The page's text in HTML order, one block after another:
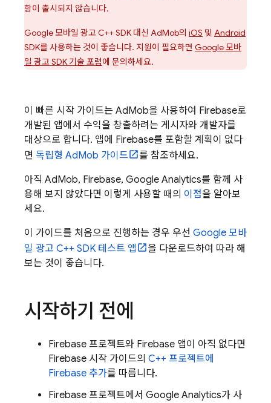
항이 출시되지 않습니다.
Google 모바일 광고 C++ SDK 대신 AdMob의 iOS 및 Android
SDK를 사용하는 것이 좋습니다. 지원이 필요하면 Google 모바
일 광고 SDK 기술 포럼에 문의하세요.
이 빠른 시작 가이드는 AdMob을 사용하여 Firebase로
개발된 앱에서 수익을 창출하려는 게시자와 개발자를
대상으로 합니다. 앱에 Firebase를 포함할 계획이 없다
면 독립형 AdMob 가이드
를 참조하세요.
아직 AdMob, Firebase, Google Analytics를 함께 사
용해 보지 않았다면 이렇게 사용할 때의 이점을 알아보
세요.
이 가이드를 처음으로 진행하는 경우 우선 Google 모바
일 광고 C++ SDK 테스트 앱
을 다운로드하여 따라 해
보는 것이 좋습니다.
시작하기 전에
Firebase 프로젝트와 Firebase 앱이 아직 없다면
Firebase 시작 가이드의 C++ 프로젝트에
Firebase 추가를 따릅니다.
Firebase 프로젝트에서 Google Analytics가 사